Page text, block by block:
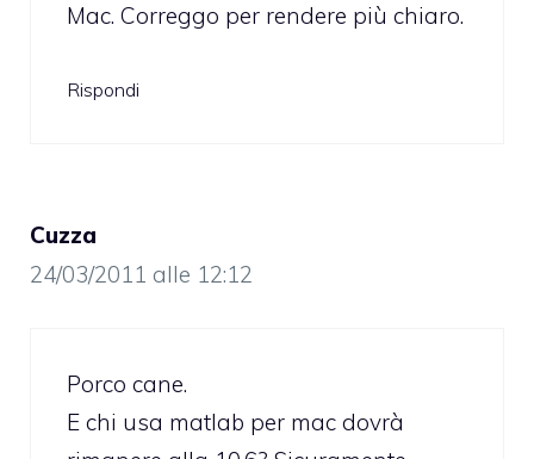
Mac. Correggo per rendere più chiaro.
Rispondi
Cuzza
24/03/2011 alle 12:12
Porco cane.
E chi usa matlab per mac dovrà